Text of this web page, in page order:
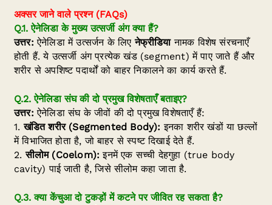
अक्सरजाने वाले प्रश्न(FAQs)
Q.1. ऐनेलिडा के मुख्य उत्सर्जी अंग क्या हैं?
उत्तर: ऐनेलिडा में उत्सर्जन के लिएनेफ्रीडियानामक विशेष संरचनाएँ
होती हैं. ये उत्सर्जी अंग प्रत्येक खंड (segment) में पाए जाते हैं और
शरीर से अपशिष्ट पदार्थों को बाहर निकालने का कार्य करते हैं.
Q.2. ऐनेलिडा संघ की दो प्रमुख विशेषताएँ बताइए?
उत्तर: ऐनेलिडा संघ के जीवों की दो प्रमुख विशेषताएँ हैं:
1.खंडित शरीर (Segmented Body): इनका शरीर खंडों या छल्लों
में विभाजित होता है, जो बाहर से स्पष्ट दिखाई देते हैं.
2.सीलोम (Coelom): इनमें एक सच्ची देहगुहा (true body
cavity) पाई जाती है, जिसे सीलोम कहा जाता है.
Q.3. क्या केंचुआ दो टुकड़ों में कटने पर जीवित रह सकता है?